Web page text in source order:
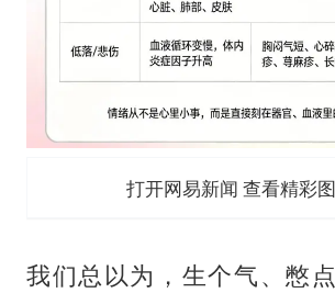
打开网易新闻 查看精彩
我们总以为，生个气、憋